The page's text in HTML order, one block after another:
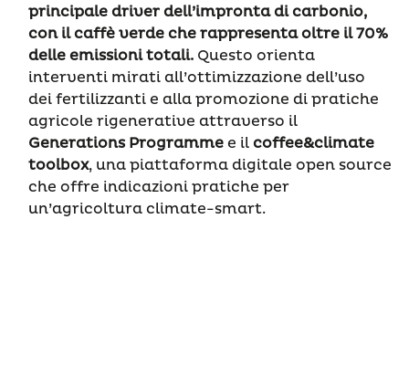
principale driver dell’impronta di carbonio,
con il caffè verde che rappresenta oltre il 70%
delle emissioni totali.Questo orienta
interventi mirati all’ottimizzazione dell’uso
dei fertilizzanti e alla promozione di pratiche
agricole rigenerative attraverso il
Generations Programmee il coffee&climate
toolbox, una piattaforma digitale open source
che offre indicazioni pratiche per
un’agricoltura climate-smart.